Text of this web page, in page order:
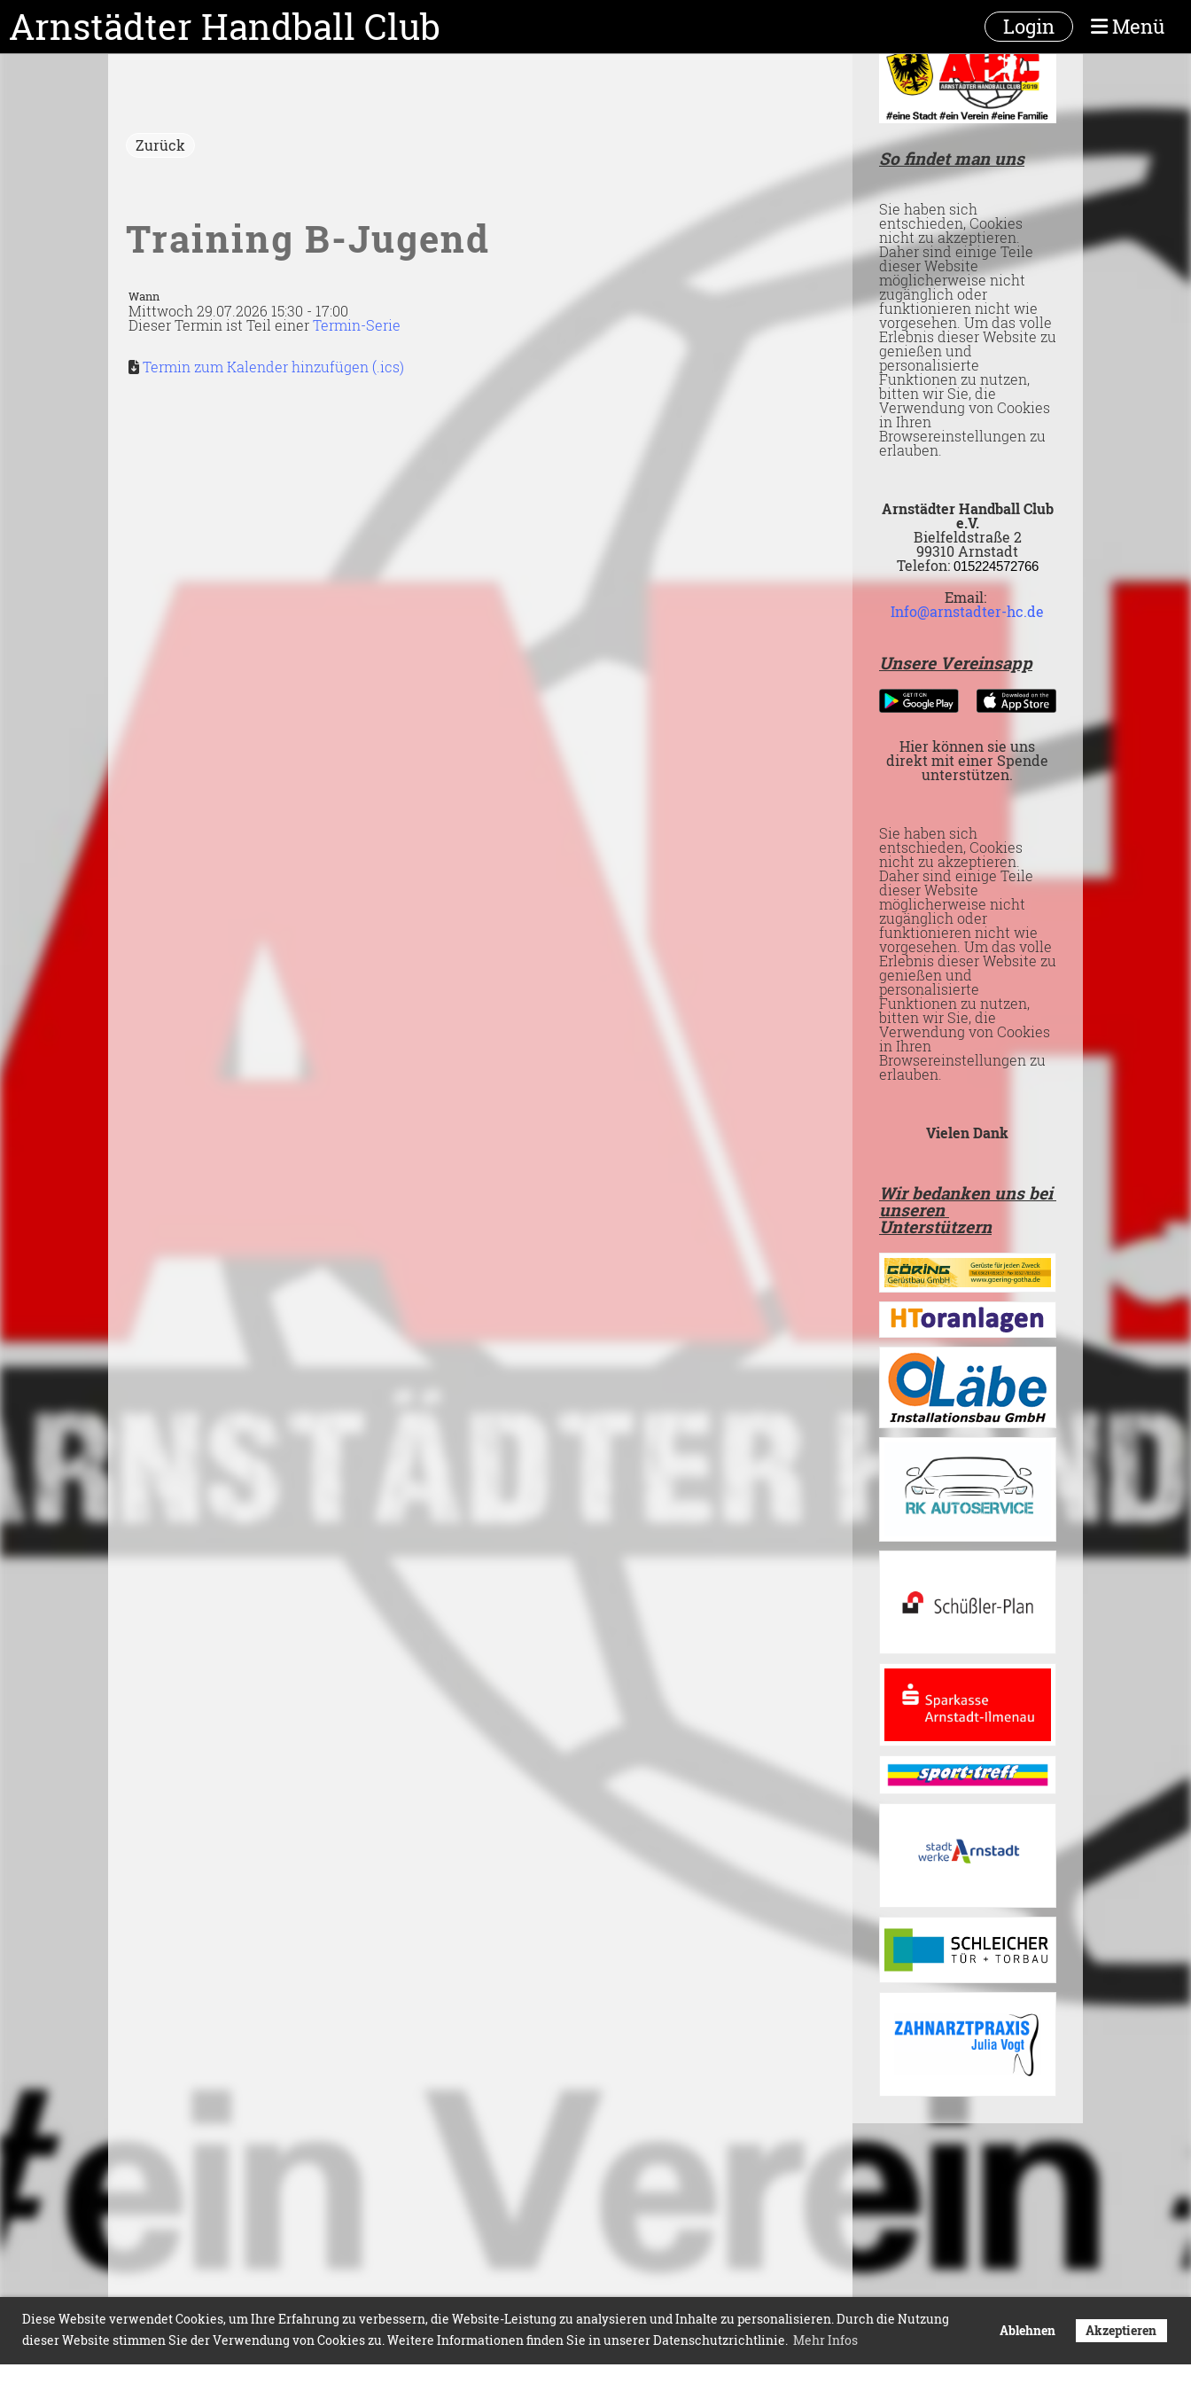
Diese Website verwendet Cookies, um Ihre Erfahrung zu verbessern, die Website-Leistung zu analysieren und Inhalte zu personalisieren. Durch die Nutzung
dieser Website stimmen Sie der Verwendung von Cookies zu. Weitere Informationen finden Sie in unserer Datenschutzrichtlinie. Mehr Infos
Ablehnen Akzeptieren
Arnstädter Handball Club Login Menü
Zurück
Training B-Jugend
Wann
Mittwoch 29.07.2026 15:30 - 17:00
Dieser Termin ist Teil einerTermin-Serie
Termin zum Kalender hinzufügen (.ics)
So findet man uns
Sie haben sich
entschieden, Cookies
nicht zu akzeptieren.
Daher sind einige Teile
dieser Website
möglicherweise nicht
zugänglich oder
funktionieren nicht wie
vorgesehen. Um das volle
Erlebnis dieser Website zu
genießen und
personalisierte
Funktionen zu nutzen,
bitten wir Sie, die
Verwendung von Cookies
in Ihren
Browsereinstellungen zu
erlauben.
Arnstädter Handball Club
e.V.
Bielfeldstraße 2
99310 Arnstadt
Telefon: 015224572766
Email:
Info@arnstadter-hc.de
Unsere Vereinsapp
Hier können sie uns
direkt mit einer Spende
unterstützen.
Sie haben sich
entschieden, Cookies
nicht zu akzeptieren.
Daher sind einige Teile
dieser Website
möglicherweise nicht
zugänglich oder
funktionieren nicht wie
vorgesehen. Um das volle
Erlebnis dieser Website zu
genießen und
personalisierte
Funktionen zu nutzen,
bitten wir Sie, die
Verwendung von Cookies
in Ihren
Browsereinstellungen zu
erlauben.
Vielen Dank
Wir bedanken uns bei
unseren
Unterstützern